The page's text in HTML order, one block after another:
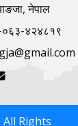
नेपाल
४२४८१९
All Rights